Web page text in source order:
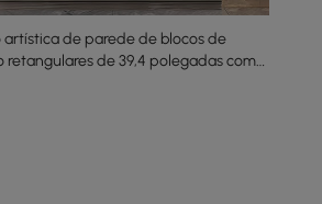
artística de parede de blocos de
retangulares de 39,4 polegadas com
alumínio